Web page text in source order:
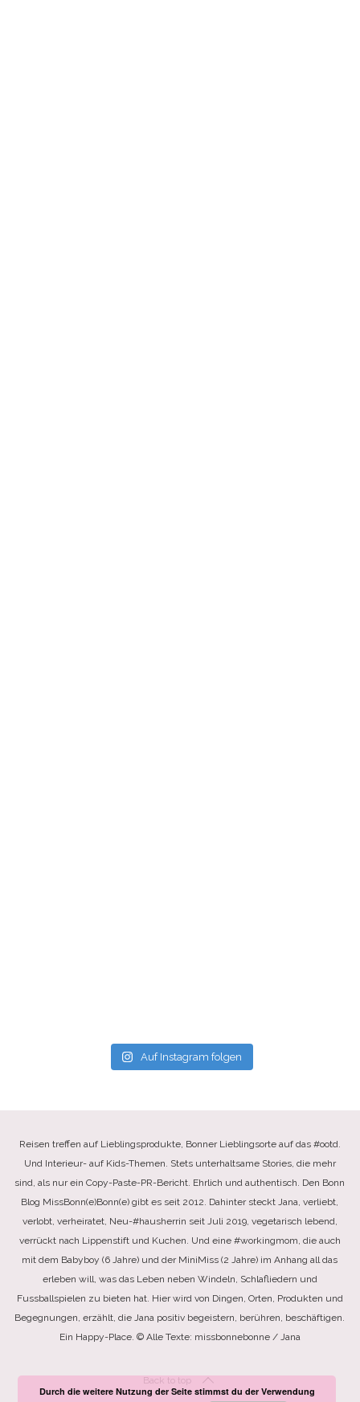
Auf Instagram folgen
Reisen treffen auf Lieblingsprodukte, Bonner Lieblingsorte auf das #ootd.
Und Interieur- auf Kids-Themen. Stets unterhaltsame Stories, die mehr
sind, als nur ein Copy-Paste-PR-Bericht. Ehrlich und authentisch. Den Bonn
Blog MissBonn(e)Bonn(e) gibt es seit 2012. Dahinter steckt Jana, verliebt,
verlobt, verheiratet, Neu-#hausherrin seit Juli 2019, vegetarisch lebend,
verrückt nach Lippenstift und Kuchen. Und eine #workingmom, die auch
mit dem Babyboy (6 Jahre) und der MiniMiss (2 Jahre) im Anhang all das
erleben will, was das Leben neben Windeln, Schlafliedern und
Fussballspielen zu bieten hat. Hier wird von Dingen, Orten, Produkten und
Begegnungen, erzählt, die Jana positiv begeistern, berühren, beschäftigen.
Ein Happy-Place. © Alle Texte: missbonnebonne / Jana
Back to top
Durch die weitere Nutzung der Seite stimmst du der Verwendung